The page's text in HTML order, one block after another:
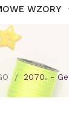
WZORY
2070. -